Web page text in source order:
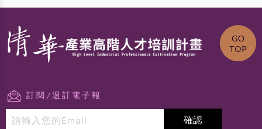
訂閱/退訂電子報